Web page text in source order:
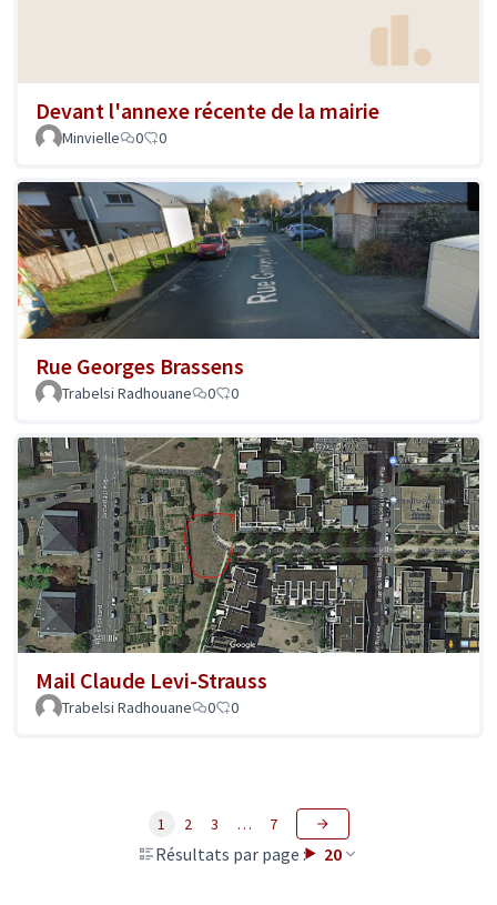
Devant l'annexe récente de la mairie
Minvielle 0 0
Rue Georges Brassens
Trabelsi Radhouane 0 0
Mail Claude Levi-Strauss
Trabelsi Radhouane 0 0
Résultats par page : 20
1 2 3 … 7